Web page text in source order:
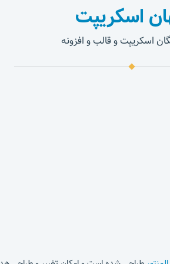
اسکریپت
اسکریپت و قالب و افزونه